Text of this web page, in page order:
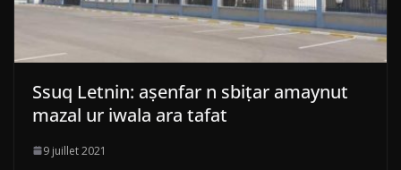
Ssuq Letnin: aṣenfar n sbiṭar amaynut
mazal ur iwala ara tafat
9 juillet 2021